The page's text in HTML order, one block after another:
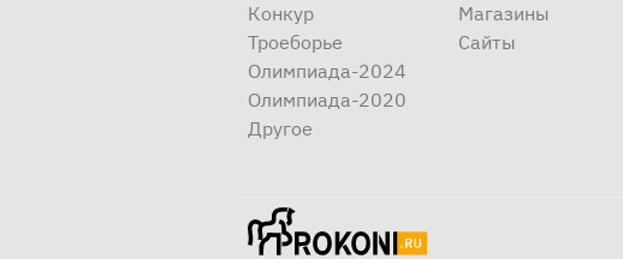
Конкур
Троеборье
Олимпиада-2024
Олимпиада-2020
Другое
Магазины
Сайты